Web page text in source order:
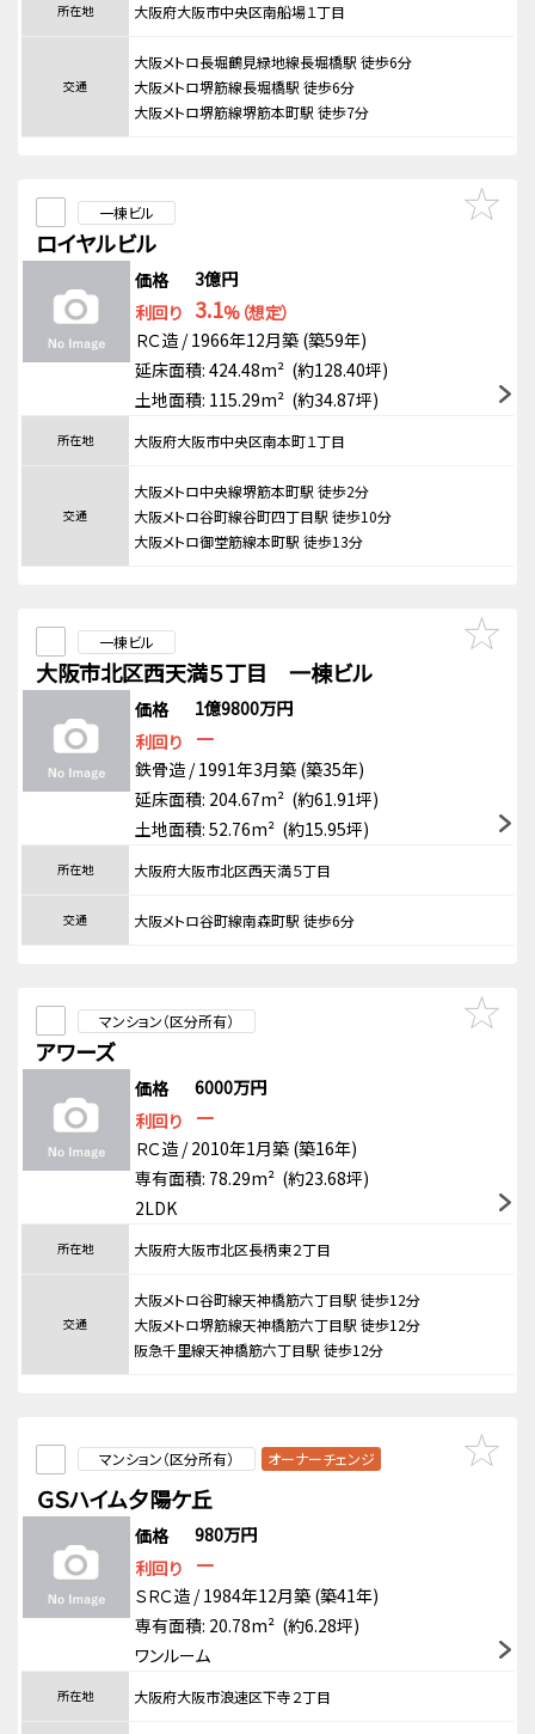
所在地 大阪府大阪市中央区南船場１丁目
交通
大阪メトロ長堀鶴見緑地線長堀橋駅 徒歩6分
大阪メトロ堺筋線長堀橋駅 徒歩6分
大阪メトロ堺筋線堺筋本町駅 徒歩7分
一棟ビル
ロイヤルビル
価格
3億円
利回り 3.1%（想定）
ＲＣ造 / 1966年12月築 (築59年)
延床面積: 424.48m² (約128.40坪)
土地面積: 115.29m² (約34.87坪)
所在地 大阪府大阪市中央区南本町１丁目
交通
大阪メトロ中央線堺筋本町駅 徒歩2分
大阪メトロ谷町線谷町四丁目駅 徒歩10分
大阪メトロ御堂筋線本町駅 徒歩13分
一棟ビル
大阪市北区西天満５丁目 一棟ビル
価格
1億9800万円
利回り
－
鉄骨造 / 1991年3月築 (築35年)
延床面積: 204.67m² (約61.91坪)
土地面積: 52.76m² (約15.95坪)
所在地 大阪府大阪市北区西天満５丁目
交通 大阪メトロ谷町線南森町駅 徒歩6分
マンション（区分所有）
アワーズ
価格
6000万円
利回り
－
ＲＣ造 / 2010年1月築 (築16年)
専有面積: 78.29m² (約23.68坪)
2LDK
所在地 大阪府大阪市北区長柄東２丁目
交通
大阪メトロ谷町線天神橋筋六丁目駅 徒歩12分
大阪メトロ堺筋線天神橋筋六丁目駅 徒歩12分
阪急千里線天神橋筋六丁目駅 徒歩12分
マンション（区分所有） オーナーチェンジ
ＧＳハイム夕陽ケ丘
価格
980万円
利回り
－
ＳＲＣ造 / 1984年12月築 (築41年)
専有面積: 20.78m² (約6.28坪)
ワンルーム
所在地 大阪府大阪市浪速区下寺２丁目